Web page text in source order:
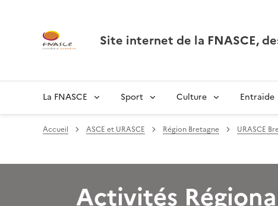
Site internet de la FNASCE,
La FNASCE Sport Culture Entraide
Accueil ASCE et URASCE Région Bretagne URASCE
Activités